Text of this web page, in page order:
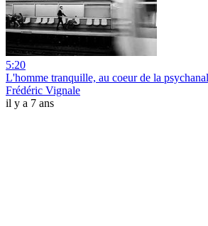
5:20
L'homme tranquille, au coeur de la
Frédéric Vignale
il y a 7 ans